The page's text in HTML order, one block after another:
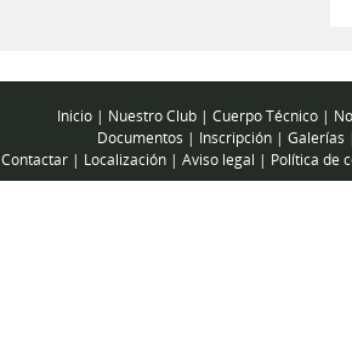
Inicio | Nuestro Club | Cuerpo Técnico |
Documentos | Inscripción | Galerías
Contactar | Localización | Aviso legal | Política de